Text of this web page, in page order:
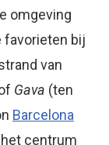
omgeving
favorieten bij
van
Gava (ten
Barcelona
centrum